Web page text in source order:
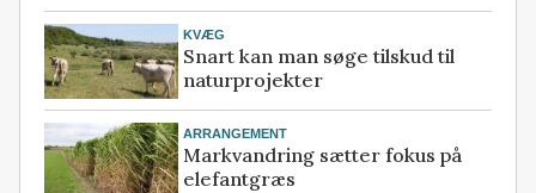
KVÆG
Snart kan man søge tilskud til
naturprojekter
ARRANGEMENT
Markvandring sætter fokus på
elefantgræs